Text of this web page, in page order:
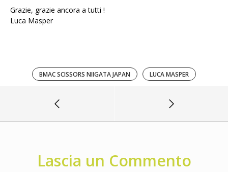
Grazie, grazie ancora a tutti !
Luca Masper
BMAC SCISSORS NIIGATA JAPAN LUCA MASPER
Lascia un Commento